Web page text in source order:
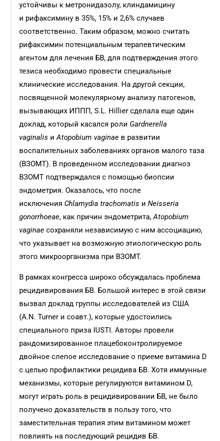
устойчивы к метронидазолу, клиндамицину
и рифаксимину в 35%, 15% и 2,6% случаев
соответственно. Таким образом, можно считать
рифаксимин потенциальным терапевтическим
агентом для лечения БВ, для подтверждения этого
тезиса необходимо провести специальные
клинические исследования. На другой секции,
посвященной молекулярному анализу патогенов,
вызывающих ИППП, S.L. Hillier сделала еще один
доклад, который касался роли Gardnerella
vaginalis иAtopobium vaginae в развитии
воспалительных заболеваниях органов малого таза
(ВЗОМТ). В проведенном исследовании диагноз
ВЗОМТ подтверждался с помощью биопсии
эндометрия. Оказалось, что после
исключения Chlamydia trachomatis иNeisseria
gonorrhoeae, как причин эндометрита,Atopobium
vaginae сохраняли независимую с ним ассоциацию,
что указывает на возможную этиологическую роль
этого микроорганизма при ВЗОМТ.
В рамках конгресса широко обсуждалась проблема
рецидивирования БВ. Большой интерес в этой связи
вызвал доклад группы исследователей из США
(A.N. Turner и соавт.), которые удостоились
специального приза IUSTI. Авторы провели
рандомизированное плацебоконтролируемое
двойное слепое исследование о приеме витамина D
с целью профилактики рецидива БВ. Хотя иммунные
механизмы, которые регулируются витамином D,
могут играть роль в рецидивировании БВ, не было
получено доказательств в пользу того, что
заместительная терапия этим витамином может
повлиять на последующий рецидив БВ.